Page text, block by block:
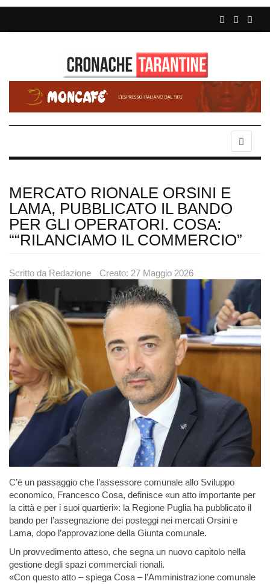
MERCATO RIONALE ORSINI E
LAMA, PUBBLICATO IL BANDO
PER GLI OPERATORI. COSA:
““RILANCIAMO IL COMMERCIO”
Scritto da Redazione Creato: 27 Maggio 2026
C’è un passaggio che l’assessore comunale allo Sviluppo
economico, Francesco Cosa, definisce «un atto importante per
la città e per i suoi quartieri»: la Regione Puglia ha pubblicato il
bando per l’assegnazione dei posteggi nei mercati Orsini e
Lama, dopo l’approvazione della Giunta comunale.
Un provvedimento atteso, che segna un nuovo capitolo nella
gestione degli spazi commerciali rionali.
«Con questo atto – spiega Cosa – l’Amministrazione comunale